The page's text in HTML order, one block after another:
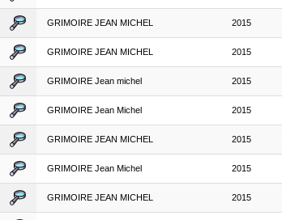
GRIMOIRE JEAN MICHEL 2015
GRIMOIRE JEAN MICHEL 2015
GRIMOIRE Jean michel 2015
GRIMOIRE Jean Michel 2015
GRIMOIRE JEAN MICHEL 2015
GRIMOIRE Jean Michel 2015
GRIMOIRE JEAN MICHEL 2015